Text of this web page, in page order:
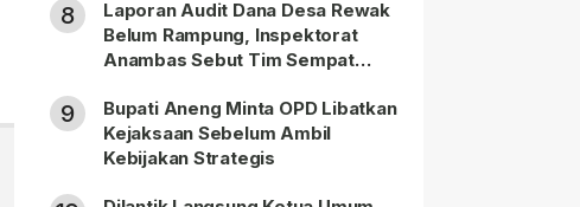
8
Laporan Audit Dana Desa Rewak
Belum Rampung, Inspektorat
Anambas Sebut Tim Sempat
9
Bupati Aneng Minta OPD Libatkan
Kejaksaan Sebelum Ambil
Kebijakan Strategis